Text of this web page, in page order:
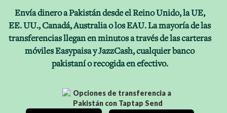
Envía dinero a Pakistán desde el Reino Unido, la UE,
EE. UU., Canadá, Australia o los EAU. La mayoría de las
transferencias llegan en minutos a través de las carteras
móviles Easypaisa y JazzCash, cualquier banco
pakistaní o recogida en efectivo.